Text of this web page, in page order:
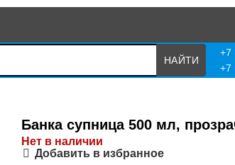
+7
+7
Банка супница 500 мл,
Нет в наличии
Добавить в избранное